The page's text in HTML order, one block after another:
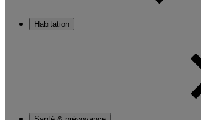
Habitation